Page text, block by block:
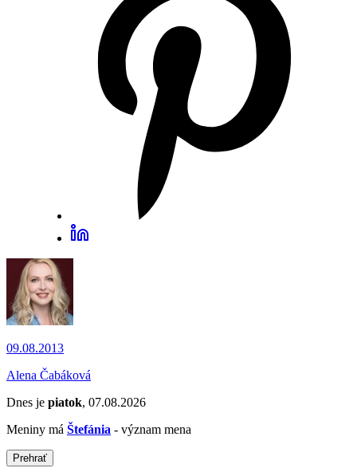
09.08.2013
Alena Čabáková
Dnes je piatok, 07.08.2026
Meniny má Štefánia - význam mena
Prehrať